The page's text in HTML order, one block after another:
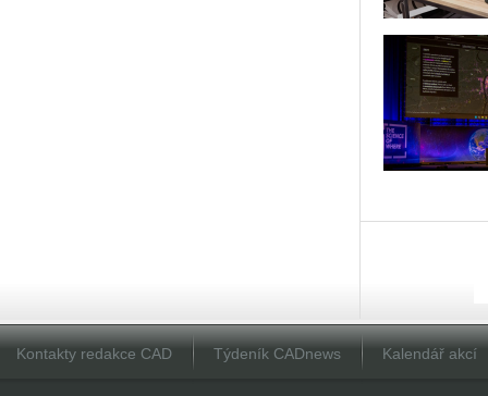
Kontakty redakce CAD Týdeník CADnews Kalendář akcí